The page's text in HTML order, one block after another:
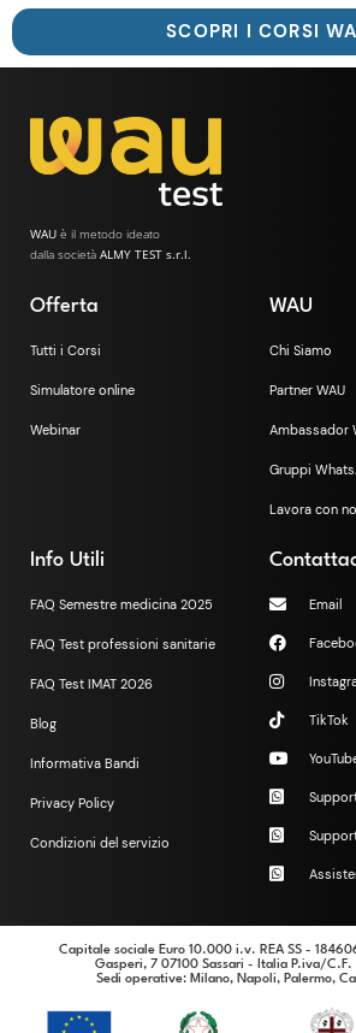
SCOPRI I CORSI
WAU è il metodo ideato
dalla società ALMY TEST s.r.l.
Offerta
Tutti i Corsi
Simulatore online
Webinar
WAU
Chi Siamo
Partner WAU
Ambassador
Gruppi
Lavora con
Info Utili
FAQ Semestre medicina 2025
FAQ Test professioni sanitarie
FAQ Test IMAT 2026
Blog
Informativa Bandi
Privacy Policy
Condizioni del servizio
Email
TikTok
Capitale sociale Euro 10.000 i.v. REA SS -
Gasperi, 7 07100 Sassari - Italia P.iva/
Sedi operative: Milano, Napoli, Palermo,